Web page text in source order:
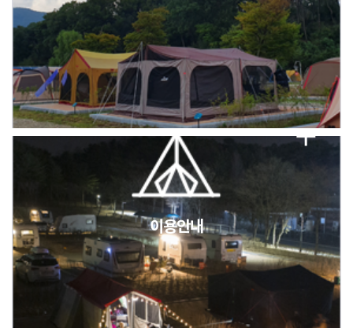
2026년 5월 캠핑장 안점 점검의 날 변경 안내
캠핑장(9월1일~6일) 미운영 공지
2026년 5월 캠핑장 안점 점검의 날 변경 안내
캠핑장(9월1일~6일) 미운영 공지
[6/1]전산시스템 점검 및 안정화에 따른 서비스 이용 제한 안내
이용안내